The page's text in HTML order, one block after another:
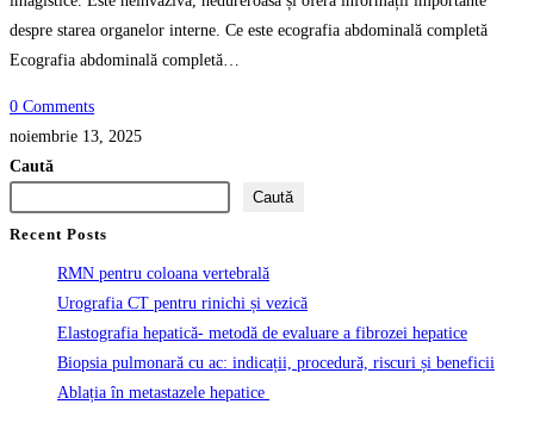
despre starea organelor interne. Ce este ecografia abdominală completă
Ecografia abdominală completă…
0 Comments
noiembrie 13, 2025
Caută
Caută
Recent Posts
RMN pentru coloana vertebrală
Urografia CT pentru rinichi și vezică
Elastografia hepatică- metodă de evaluare a fibrozei hepatice
Biopsia pulmonară cu ac: indicații, procedură, riscuri și beneficii
Ablația în metastazele hepatice